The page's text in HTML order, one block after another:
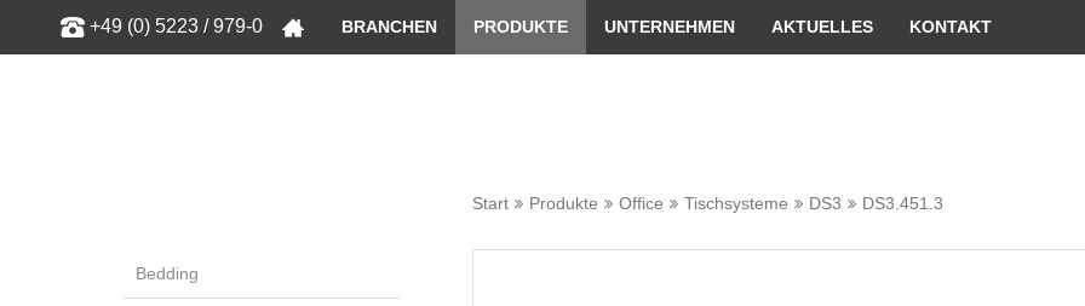
+49 (0) 5223 / 979-0 BRANCHEN PRODUKTE UNTERNEHMEN AKTUELLES KONTAKT
Start Produkte Office Tischsysteme DS3 DS3.451.3
Bedding